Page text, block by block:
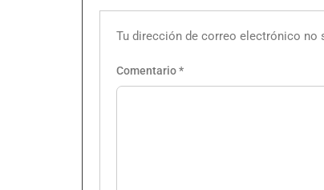
Tu dirección de correo electrónico no
Comentario*